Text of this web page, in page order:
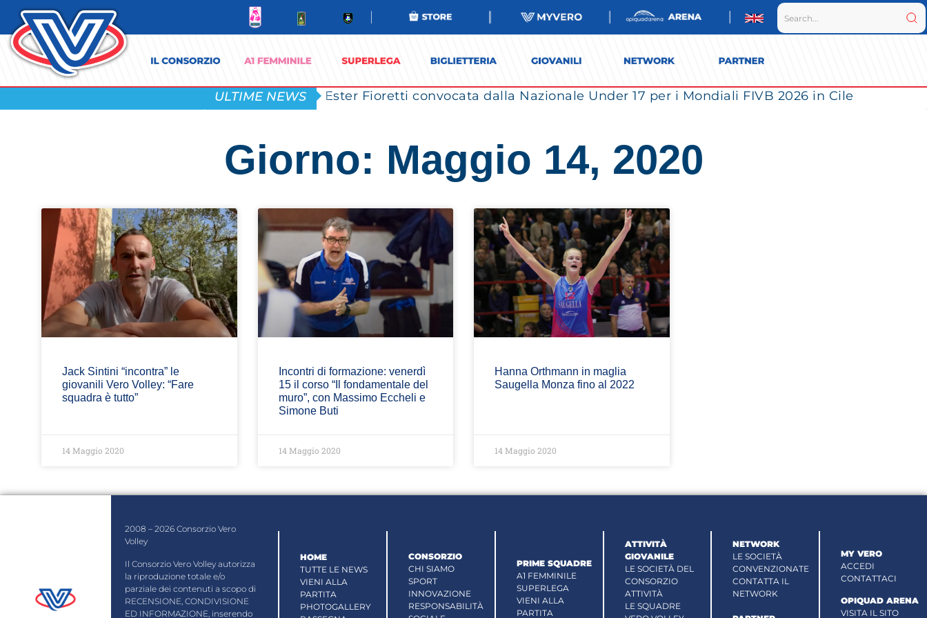
ULTIME NEWS Ester Fioretti convocata dalla Nazionale Under 17 per i Mondiali FIVB 2026 in Cile
Giorno: Maggio 14, 2020
Jack Sintini “incontra” le
giovanili Vero Volley: “Fare
squadra è tutto”
14 Maggio 2020
Incontri di formazione: venerdì
15 il corso “Il fondamentale del
muro”, con Massimo Eccheli e
Simone Buti
14 Maggio 2020
Hanna Orthmann in maglia
Saugella Monza fino al 2022
14 Maggio 2020
2008 – 2026 Consorzio Vero
Volley
Il Consorzio Vero Volley autorizza
la riproduzione totale e/o
parziale dei contenuti a scopo di
RECENSIONE, CONDIVISIONE
ED INFORMAZIONE, inserendo
HOME
TUTTE LE NEWS
VIENI ALLA
PARTITA
PHOTOGALLERY
CONSORZIO
CHI SIAMO
SPORT
INNOVAZIONE
RESPONSABILITÀ
PRIME SQUADRE
A1 FEMMINILE
SUPERLEGA
VIENI ALLA
PARTITA
ATTIVITÀ
GIOVANILE
LE SOCIETÀ DEL
CONSORZIO
ATTIVITÀ
LE SQUADRE
NETWORK
LE SOCIETÀ
CONVENZIONATE
CONTATTA IL
NETWORK
MY VERO
ACCEDI
CONTATTACI
OPIQUAD ARENA
VISITA IL SITO